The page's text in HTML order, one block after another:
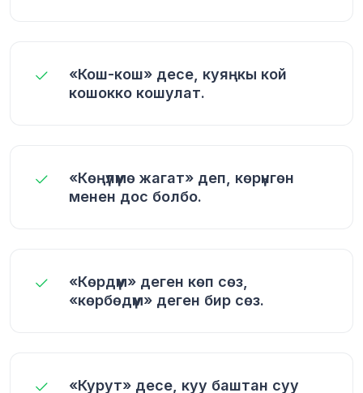
«Кош-кош» десе, куяңкы кой
кошокко кошулат.
«Көңүлүмө жагат» деп, көрүнгөн
менен дос болбо.
«Көрдүм» деген көп сөз,
«көрбөдүм» деген бир сөз.
«Курут» десе, куу баштан суу